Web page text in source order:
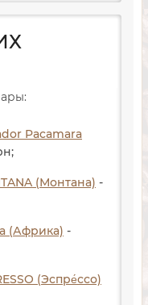
Pacamara
;
(Монтана) -
(Африка) -
(Эспре́ссо)